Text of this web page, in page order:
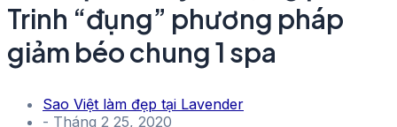
Trinh “đụng” phương pháp
giảm béo chung 1 spa
Sao Việt làm đẹp tại Lavender
- Tháng 2 25, 2020